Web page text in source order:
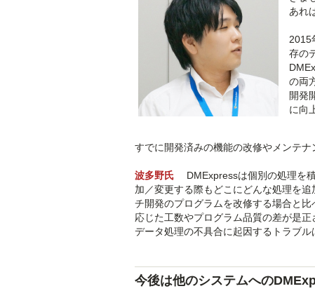
あれ
2015
存の
の両
開発
に向
すでに開発済みの機能の改修やメンテナ
波多野氏
DMExpressは個別の処理を
加／変更する際もどこにどんな処理を
チ開発のプログラムを改修する場合と
応じた工数やプログラム品質の差が是
データ処理の不具合に起因するトラブル
今後は他のシステムへの